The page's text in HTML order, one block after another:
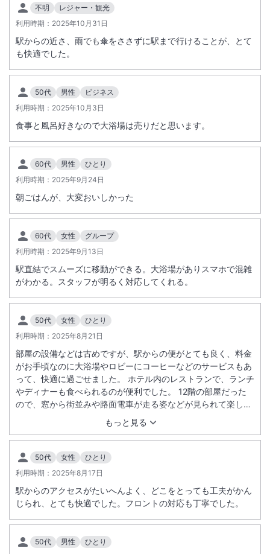
不明
レジャー・観光
利用時期： 2025年10月31日
駅からの近さ、雨でも傘をささずに駅まで行けることが、とて
も快適でした。
50代 男性
ビジネス
利用時期： 2025年10月3日
食事と風呂好きなので大浴場は売りだと思います。
60代 男性
ひとり
利用時期： 2025年9月24日
朝ごはんが、大変おいしかった
60代 女性
グループ
利用時期： 2025年9月13日
駅直結でスムーズに移動ができる。大浴場がありスマホで混雑
がわかる。スタッフが明るく対応してくれる。
50代 女性
ひとり
利用時期： 2025年8月21日
もっと見る
部屋の設備などは古めですが、駅からの便がとても良く、料金
がお手頃なのに大浴場やロビーにコーヒーなどのサービスもあ
って、快適に過ごせました。 ホテル内のレストランで、ランチ
やディナーも食べられるのが便利でした。 12階の部屋だった
ので、窓から街並みや路面電車が走る姿などが見られて楽しか
50代 女性
ひとり
利用時期： 2025年8月17日
駅からのアクセスがたいへんよく、どこをとっても工夫がかん
じられ、とても快適でした。フロントの対応も丁寧でした。
50代 男性
ひとり